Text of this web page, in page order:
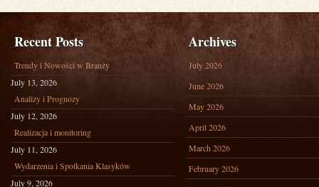
Recent Posts
Trendy i Nowości w Branży
July 13, 2026
Analizy i Prognozy
July 12, 2026
Realizacja i monitoring
July 11, 2026
Wydarzenia i Spotkania Klasyków
July 9, 2026
Archives
July 2026
June 2026
May 2026
April 2026
March 2026
February 2026